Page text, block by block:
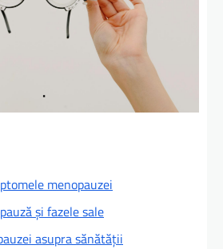
menopauzei
și fazele sale
asupra sănătății